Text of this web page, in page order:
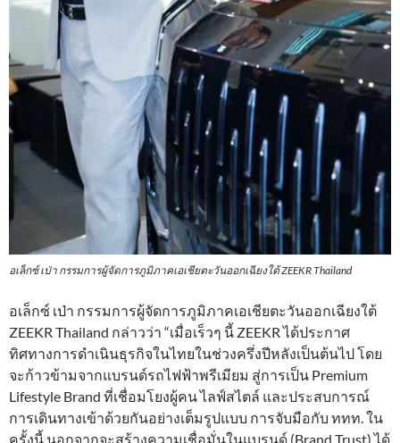
อเล็กซ์ เป่า กรรมการผู้จัดการภูมิภาคเอเชียตะวันออกเฉียงใต้ ZEEKR Thailand
อเล็กซ์ เป่า กรรมการผู้จัดการภูมิภาคเอเชียตะวันออกเฉียงใต้
ZEEKR Thailand กล่าวว่า “เมื่อเร็วๆ นี้ ZEEKR ได้ประกาศ
ทิศทางการดำเนินธุรกิจในไทยในช่วงครึ่งปีหลังเป็นต้นไป โดย
จะก้าวข้ามจากแบรนด์รถไฟฟ้าพรีเมียม สู่การเป็น Premium
Lifestyle Brand ที่เชื่อมโยงผู้คน ไลฟ์สไตล์ และประสบการณ์
การเดินทางเข้าด้วยกันอย่างเต็มรูปแบบ การจับมือกับ ททท. ใน
ครั้งนี้ นอกจากจะสร้างความเชื่อมั่นในแบรนด์ (Brand Trust) ได้